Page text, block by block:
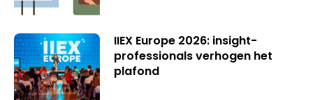
IIEX Europe 2026: insight-
professionals verhogen het
plafond